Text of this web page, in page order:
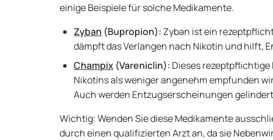
einige Beispiele für solche Medikamente.
Zyban (Bupropion): Zyban ist ein
dämpft das Verlangen nach Nikotin und hilft,
Champix (Vareniclin): Dieses rezeptpflichtige
Nikotins als weniger angenehm empfunden
Auch werden Entzugserscheinungen
Wichtig: Wenden Sie diese Medikamente
durch einen qualifizierten Arzt an, da sie